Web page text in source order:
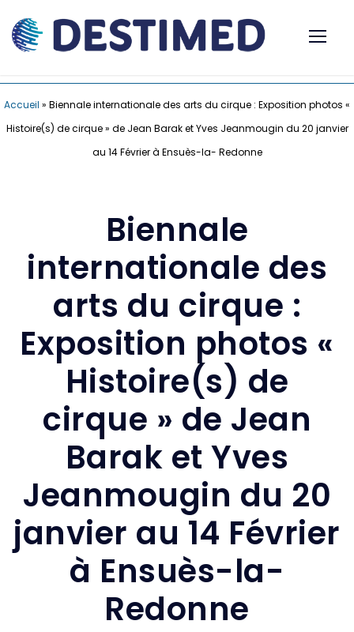
Accueil » Biennale internationale des arts du cirque : Exposition photos «
Histoire(s) de cirque » de Jean Barak et Yves Jeanmougin du 20 janvier
au 14 Février à Ensuès-la- Redonne
Biennale
internationale des
arts du cirque :
Exposition photos «
Histoire(s) de
cirque » de Jean
Barak et Yves
Jeanmougin du 20
janvier au 14 Février
à Ensuès-la-
Redonne